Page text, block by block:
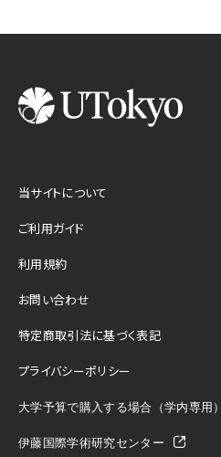
当サイトについて
ご利用ガイド
利用規約
お問い合わせ
特定商取引法に基づく表記
プライバシーポリシー
大学予算で購入する場合（学内専用）
伊藤国際学術研究センター